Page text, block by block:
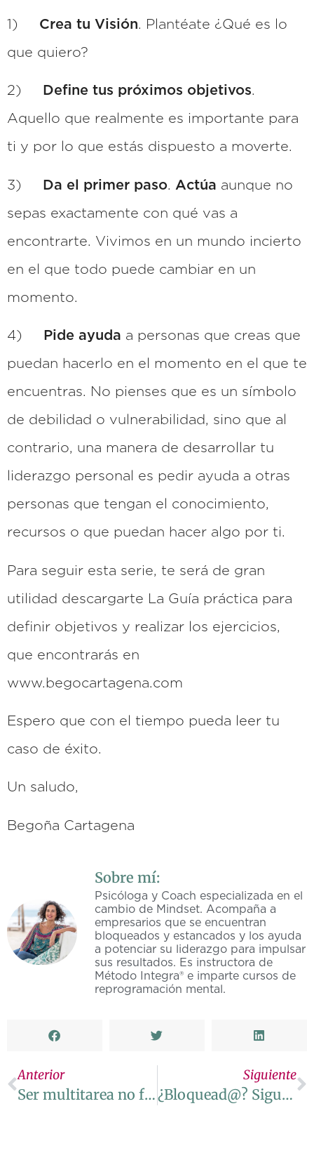
1) Crea tu Visión. Plantéate ¿Qué es lo
que quiero?
2) Define tus próximos objetivos.
Aquello que realmente es importante para
ti y por lo que estás dispuesto a moverte.
3) Da el primer paso. Actúa aunque no
sepas exactamente con qué vas a
encontrarte. Vivimos en un mundo incierto
en el que todo puede cambiar en un
momento.
4) Pide ayuda a personas que creas que
puedan hacerlo en el momento en el que te
encuentras. No pienses que es un símbolo
de debilidad o vulnerabilidad, sino que al
contrario, una manera de desarrollar tu
liderazgo personal es pedir ayuda a otras
personas que tengan el conocimiento,
recursos o que puedan hacer algo por ti.
Para seguir esta serie, te será de gran
utilidad descargarte La Guía práctica para
definir objetivos y realizar los ejercicios,
que encontrarás en
www.begocartagena.com
Espero que con el tiempo pueda leer tu
caso de éxito.
Un saludo,
Begoña Cartagena
Sobre mí:
Psicóloga y Coach especializada en el
cambio de Mindset. Acompaña a
empresarios que se encuentran
bloqueados y estancados y los ayuda
a potenciar su liderazgo para impulsar
sus resultados. Es instructora de
Método Integra® e imparte cursos de
reprogramación mental.
Anterior
Ser multitarea no funciona.
Siguiente
¿Bloquead@? Sigue estos consejos para ponerte en acción